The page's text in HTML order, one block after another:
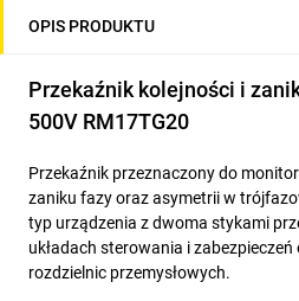
OPIS PRODUKTU
Przekaźnik kolejności i
500V RM17TG20
Przekaźnik przeznaczony do
zaniku fazy oraz asymetrii w
typ urządzenia z dwoma stykami
układach sterowania i
rozdzielnic przemysłowych.